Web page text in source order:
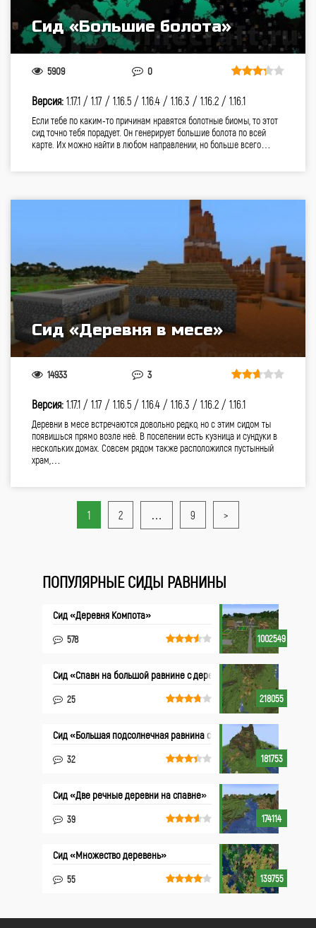
Сид «Большие болота»
5909 0
Версия: 1.17.1 / 1.17 / 1.16.5 / 1.16.4 / 1.16.3 / 1.16.2 / 1.16.1
Если тебе по каким-то причинам нравятся болотные биомы, то этот
сид точно тебя порадует. Он генерирует большие болота по всей
карте. Их можно найти в любом направлении, но больше всего…
Сид «Деревня в месе»
14933 3
Версия: 1.17.1 / 1.17 / 1.16.5 / 1.16.4 / 1.16.3 / 1.16.2 / 1.16.1
Деревни в месе встречаются довольно редко, но с этим сидом ты
появишься прямо возле неё. В поселении есть кузница и сундуки в
нескольких домах. Совсем рядом также расположился пустынный
храм,…
1 2 … 9 >
ПОПУЛЯРНЫЕ СИДЫ РАВНИНЫ
1002549
Сид «Деревня Компота»
578
218055
Сид «Спавн на большой равнине с деревней»
25
181753
Сид «Большая подсолнечная равнина с деревней»
32
174114
Сид «Две речные деревни на спавне»
39
139755
Сид «Множество деревень»
55